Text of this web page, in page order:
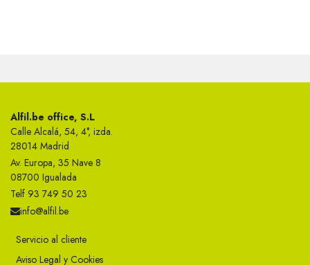
Alfil.be office, S.L
Calle Alcalá, 54, 4°, izda.
28014 Madrid
Av. Europa, 35 Nave 8
08700 Igualada
Telf 93 749 50 23
info@alfil.be
Servicio al cliente
Aviso Legal y Cookies